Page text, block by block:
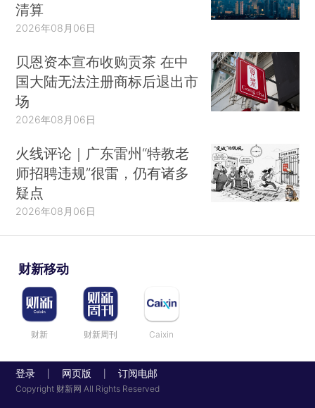
清算
2026年08月06日
贝恩资本宣布收购贡茶 在中
国大陆无法注册商标后退出市
场
2026年08月06日
火线评论｜广东雷州“特教老
师招聘违规”很雷，仍有诸多
疑点
2026年08月06日
财新移动
财新 财新周刊 Caixin
登录 网页版 订阅电邮
Copyright 财新网 All Rights Reserved